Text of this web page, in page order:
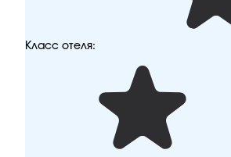
Класс отеля: